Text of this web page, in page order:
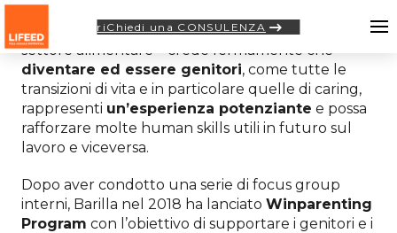
riChiedi una CONSULENZA
Barilla
– multinazionale italiana che opera nel
settore alimentare – crede fermamente che
diventare ed essere genitori, come tutte le
transizioni di vita e in particolare quelle di caring,
rappresenti un’esperienza potenziante e possa
rafforzare molte human skills utili in futuro sul
lavoro e viceversa.
Dopo aver condotto una serie di focus group
interni, Barilla nel 2018 ha lanciato Winparenting
Program con l’obiettivo di supportare i genitori e i